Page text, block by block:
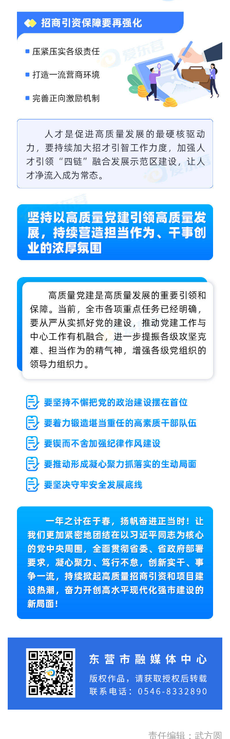
责任编辑：武方圆